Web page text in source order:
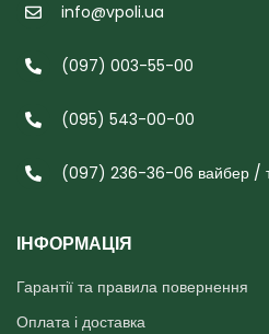
info@vpoli.ua
(097) 003-55-00
(095) 543-00-00
(097) 236-36-06 вайбер /
ІНФОРМАЦІЯ
Гарантії та правила повернення
Оплата і доставка